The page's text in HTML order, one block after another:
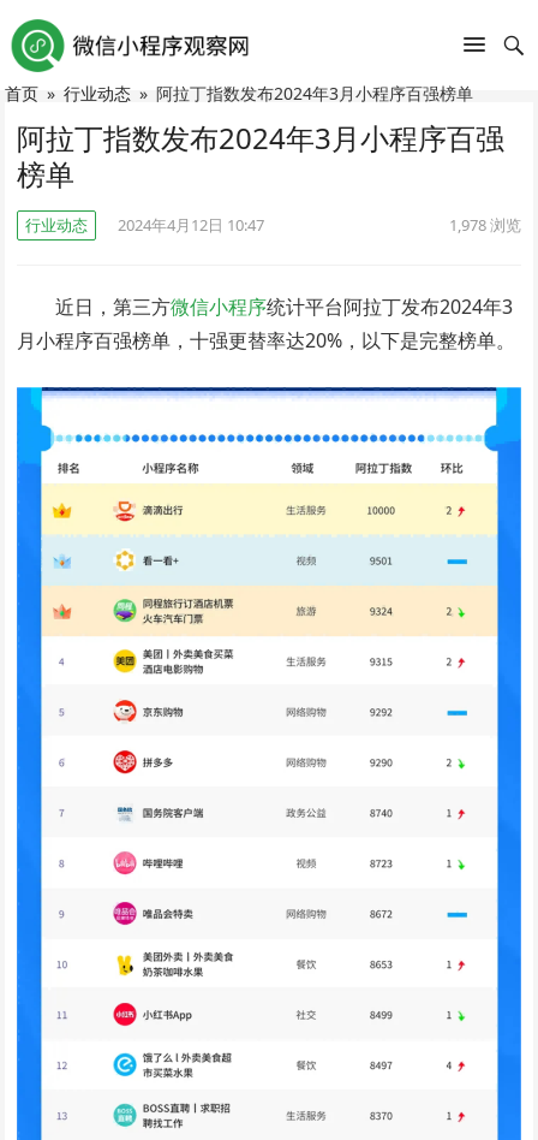
首页 » 行业动态 » 阿拉丁指数发布2024年3月小程序百强榜单
阿拉丁指数发布2024年3月小程序百强
榜单
行业动态 2024年4月12日 10:47 1,978浏览
近日，第三方微信小程序统计平台阿拉丁发布2024年3
月小程序百强榜单，十强更替率达20%，以下是完整榜单。